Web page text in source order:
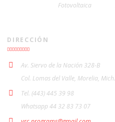
Fotovoltaica
DIRECCIÓN
Av. Siervo de la Nación 328-B
Col. Lomas del Valle, Morelia, Mich.
Tel. (443) 445 39 98
Whatsapp 44 32 83 73 07